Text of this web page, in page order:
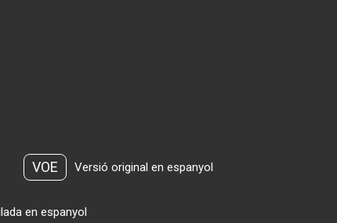
VOE Versió original en espanyol
en espanyol